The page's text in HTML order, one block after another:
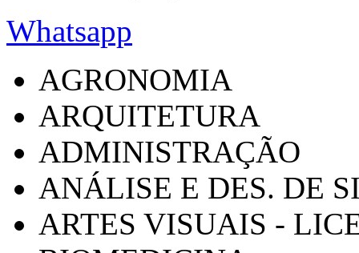
Whatsapp
AGRONOMIA
ARQUITETURA
ADMINISTRAÇÃO
ANÁLISE E DES. DE
ARTES VISUAIS -